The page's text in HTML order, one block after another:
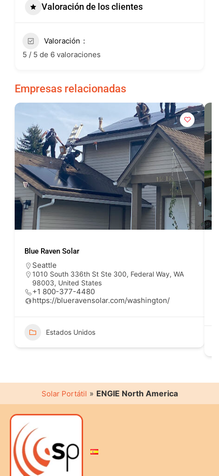
Valoración de los clientes
Valoración
5 / 5 de 6 valoraciones
Empresas relacionadas
Blue Raven Solar
Seattle
1010 South 336th St Ste 300, Federal Way, WA
98003, United States
+1 800-377-4480
https://blueravensolar.com/washington/
Estados Unidos
Solar Portátil » ENGIE North America